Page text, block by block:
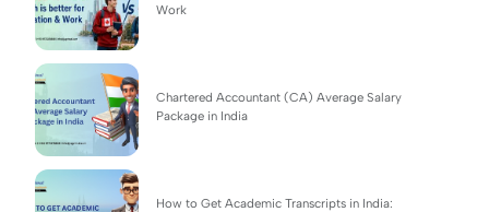
Work
Chartered Accountant (CA) Average Salary
Package in India
How to Get Academic Transcripts in India: